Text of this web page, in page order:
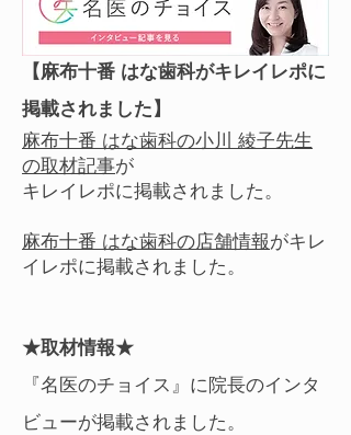
【麻布十番 はな歯科がキレイレポに
掲載されました】
麻布十番 はな歯科の小川 綾子先生
の取材記事が
キレイレポに掲載されました。
麻布十番 はな歯科の店舗情報がキレ
イレポに掲載されました。
★取材情報★
『名医のチョイス』に院長のインタ
ビューが掲載されました。